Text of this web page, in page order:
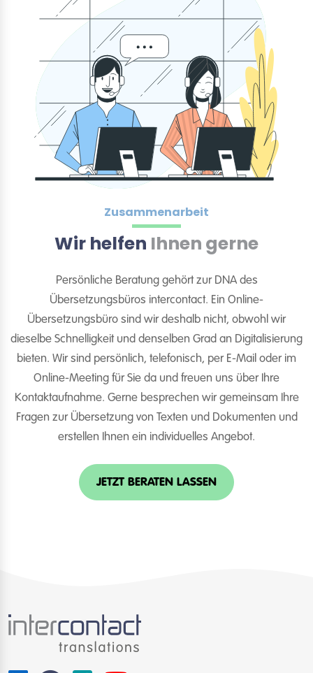
Zusammenarbeit
Wir helfen Ihnen gerne
Persönliche Beratung gehört zur DNA des
Übersetzungsbüros intercontact. Ein Online-
Übersetzungsbüro sind wir deshalb nicht, obwohl wir
dieselbe Schnelligkeit und denselben Grad an Digitalisierung
bieten. Wir sind persönlich, telefonisch, per E-Mail oder im
Online-Meeting für Sie da und freuen uns über Ihre
Kontaktaufnahme. Gerne besprechen wir gemeinsam Ihre
Fragen zur Übersetzung von Texten und Dokumenten und
erstellen Ihnen ein individuelles Angebot.
JETZT BERATEN LASSEN